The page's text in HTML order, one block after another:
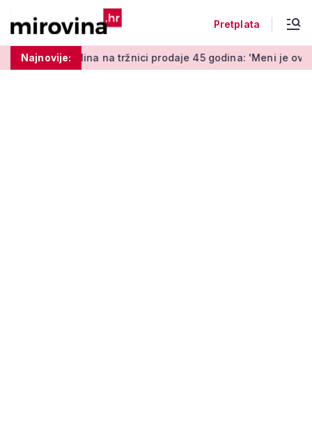
Pretplata
Najnovije:
na tržnici prodaje 45 godina: 'Meni je ovo zabava i